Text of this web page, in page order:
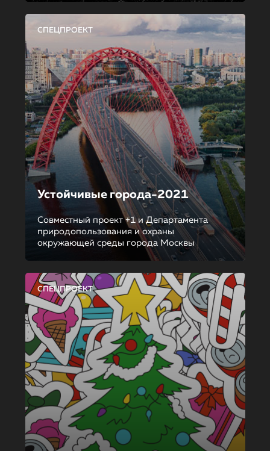
СПЕЦПРОЕКТ
Устойчивые города-2021
Совместный проект +1 и Департамента
природопользования и охраны
окружающей среды города Москвы
СПЕЦПРОЕКТ